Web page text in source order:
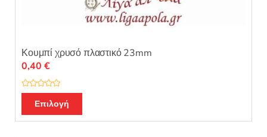
Κουμπί χρυσό πλαστικό 23mm
Β
μ
ο
0,40 €
Επιλογή
το